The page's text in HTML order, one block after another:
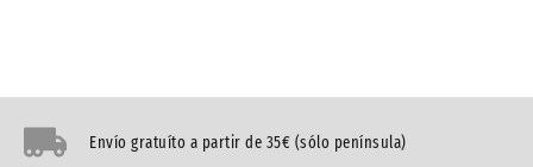
Envío gratuíto a partir de 35€ (sólo península)